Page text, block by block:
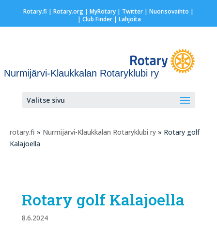
Rotary.fi | Rotary.org| MyRotary| Twitter| Nuorisovaihto |
| Club Finder| Lahjoita
Nurmijärvi-Klaukkalan Rotaryklubi ry
Valitse sivu
rotary.fi » Nurmijärvi-Klaukkalan Rotaryklubi ry » Rotary golf
Kalajoella
Rotary golf Kalajoella
8.6.2024